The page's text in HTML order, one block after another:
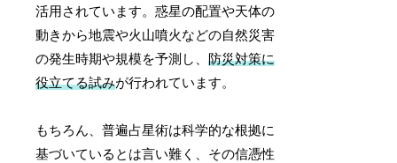
活用されています。惑星の配置や天体の
動きから地震や火山噴火などの自然災害
の発生時期や規模を予測し、防災対策に
役立てる試みが行われています。
もちろん、普遍占星術は科学的な根拠に
基づいているとは言い難く、その信憑性